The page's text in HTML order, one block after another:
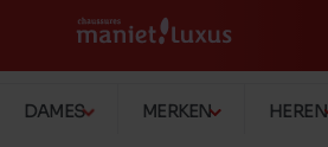
DAMES MERKEN HEREN